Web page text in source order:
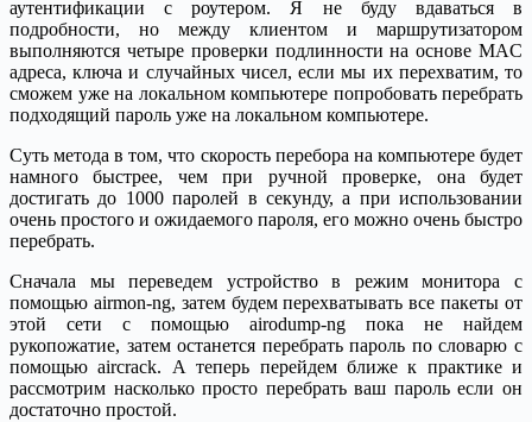
аутентификации с роутером. Я не буду вдаваться в
подробности, но между клиентом и маршрутизатором
выполняются четыре проверки подлинности на основе MAC
адреса, ключа и случайных чисел, если мы их перехватим, то
сможем уже на локальном компьютере попробовать перебрать
подходящий пароль уже на локальном компьютере.
Суть метода в том, что скорость перебора на компьютере будет
намного быстрее, чем при ручной проверке, она будет
достигать до 1000 паролей в секунду, а при использовании
очень простого и ожидаемого пароля, его можно очень быстро
перебрать.
Сначала мы переведем устройство в режим монитора с
помощью airmon-ng, затем будем перехватывать все пакеты от
этой сети с помощью airodump-ng пока не найдем
рукопожатие, затем останется перебрать пароль по словарю с
помощью aircrack. А теперь перейдем ближе к практике и
рассмотрим насколько просто перебрать ваш пароль если он
достаточно простой.